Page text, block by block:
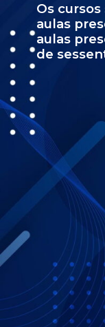
Os
aulas
aulas
de